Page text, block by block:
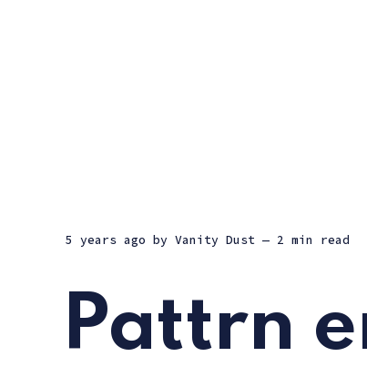
5 years ago by Vanity Dust — 2 min read
Pattrn